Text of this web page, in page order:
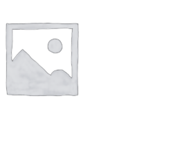
AFEGEIX A LA
CISTELLA